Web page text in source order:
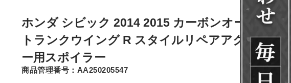
ホンダ シビック 2014 2015 カーボンオートリア
トランクウイング R スタイルリペアアクセサリ
ー用スポイラー
商品管理番号：AA250205547